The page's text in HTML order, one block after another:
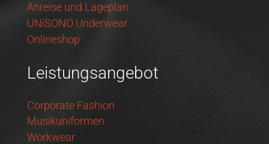
Anreise und Lageplan
UNiSONO Underwear
Onlineshop
Leistungsangebot
Corporate Fashion
Musikuniformen
Workwear